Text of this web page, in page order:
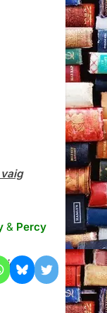
& Percy